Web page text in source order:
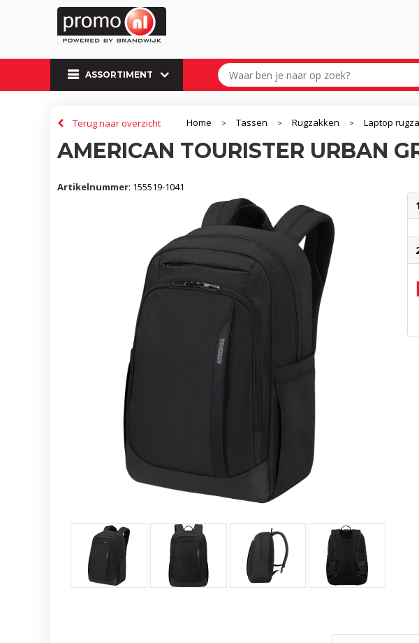
ASSORTIMENT
Terug naar overzicht Home > Tassen > Rugzakken > Laptop
AMERICAN TOURISTER URBAN
Artikelnummer: 155519-1041